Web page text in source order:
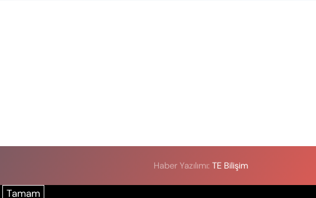
Haber Yazılımı:TE Bilişim
Tamam